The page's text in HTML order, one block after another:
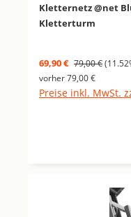
Kletternetz @net
Kletterturm
Verkaufspreis:
69,90 € Regulärer
79,00 €
vorher 79,00 €
Preise inkl. MwSt.